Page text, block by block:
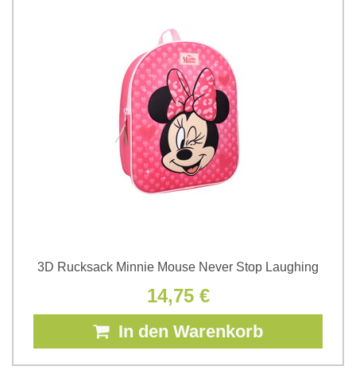
3D Rucksack Minnie Mouse Never Stop Laughing
14,75 €
In den Warenkorb